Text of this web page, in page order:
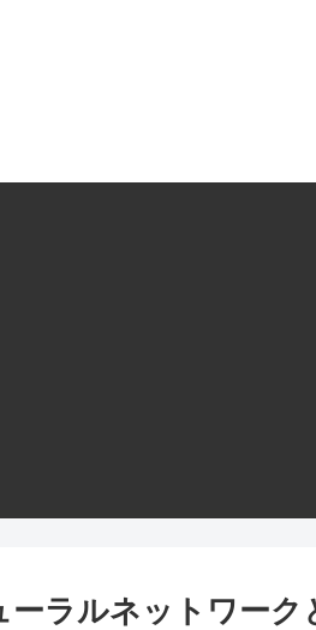
ーラルネットワーク